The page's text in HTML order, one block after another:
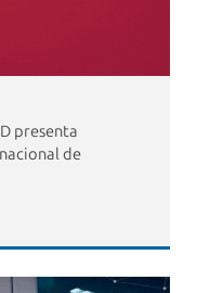
presenta
de